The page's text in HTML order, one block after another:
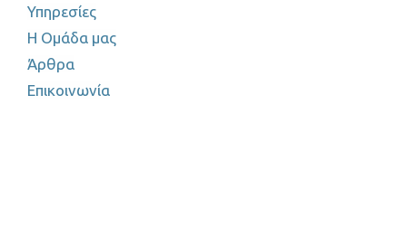
Υπηρεσίες
Η Ομάδα μας
Άρθρα
Επικοινωνία